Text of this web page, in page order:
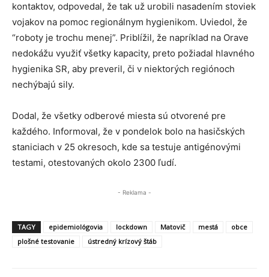
kontaktov, odpovedal, že tak už urobili nasadením stoviek
vojakov na pomoc regionálnym hygienikom. Uviedol, že
“roboty je trochu menej”. Priblížil, že napríklad na Orave
nedokážu využiť všetky kapacity, preto požiadal hlavného
hygienika SR, aby preveril, či v niektorých regiónoch
nechýbajú sily.
Dodal, že všetky odberové miesta sú otvorené pre
každého. Informoval, že v pondelok bolo na hasičských
staniciach v 25 okresoch, kde sa testuje antigénovými
testami, otestovaných okolo 2300 ľudí.
- Reklama -
TAGY epidemiológovia lockdown Matovič mestá
obce
plošné testovanie
ústredný krízový štáb